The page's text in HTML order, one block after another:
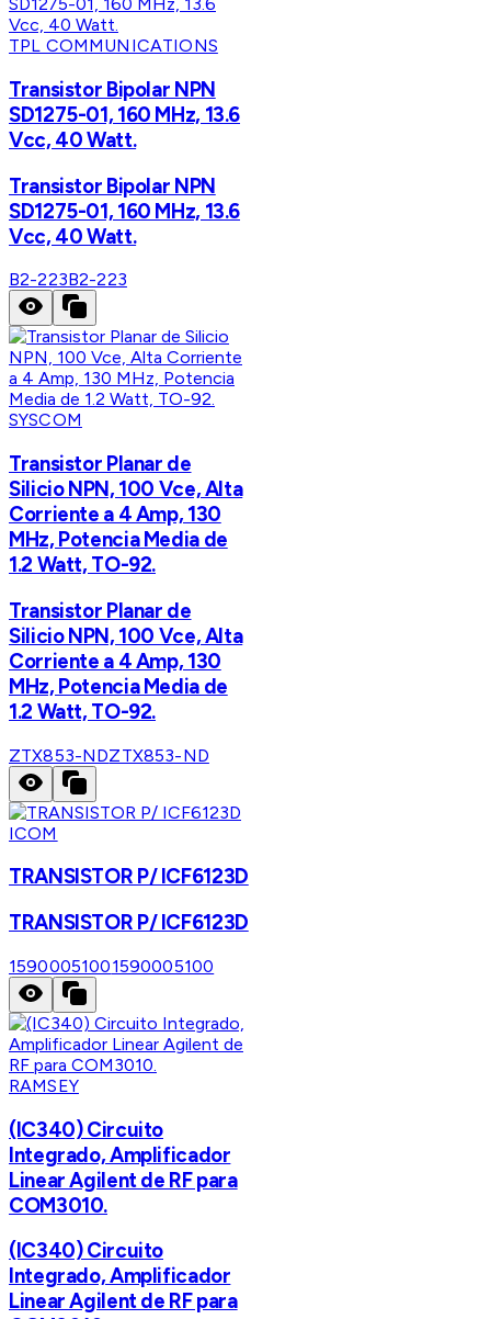
TPL COMMUNICATIONS
Transistor Bipolar NPN
SD1275-01, 160 MHz, 13.6
Vcc, 40 Watt.
Transistor Bipolar NPN
SD1275-01, 160 MHz, 13.6
Vcc, 40 Watt.
B2-223B2-223
SYSCOM
Transistor Planar de
Silicio NPN, 100 Vce, Alta
Corriente a 4 Amp, 130
MHz, Potencia Media de
1.2 Watt, TO-92.
Transistor Planar de
Silicio NPN, 100 Vce, Alta
Corriente a 4 Amp, 130
MHz, Potencia Media de
1.2 Watt, TO-92.
ZTX853-NDZTX853-ND
ICOM
TRANSISTOR P/ ICF6123D
TRANSISTOR P/ ICF6123D
15900051001590005100
RAMSEY
(IC340) Circuito
Integrado, Amplificador
Linear Agilent de RF para
COM3010.
(IC340) Circuito
Integrado, Amplificador
Linear Agilent de RF para